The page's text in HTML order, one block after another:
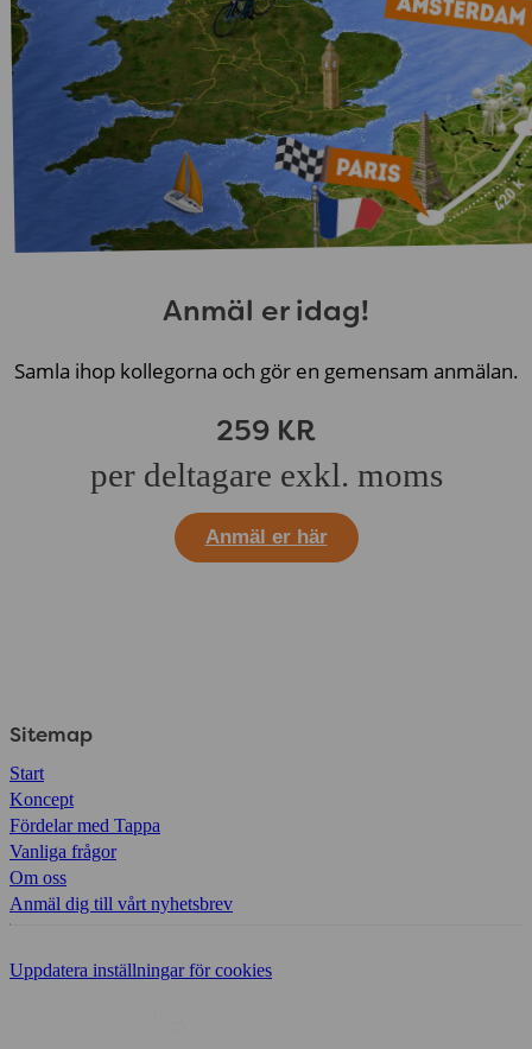
Anmäl er idag!
Samla ihop kollegorna och gör en gemensam anmälan.
259 KR
per deltagare exkl. moms
Anmäl er här
Sitemap
Start
Koncept
Fördelar med Tappa
Vanliga frågor
Om oss
Anmäl dig till vårt nyhetsbrev
Uppdatera inställningar för cookies